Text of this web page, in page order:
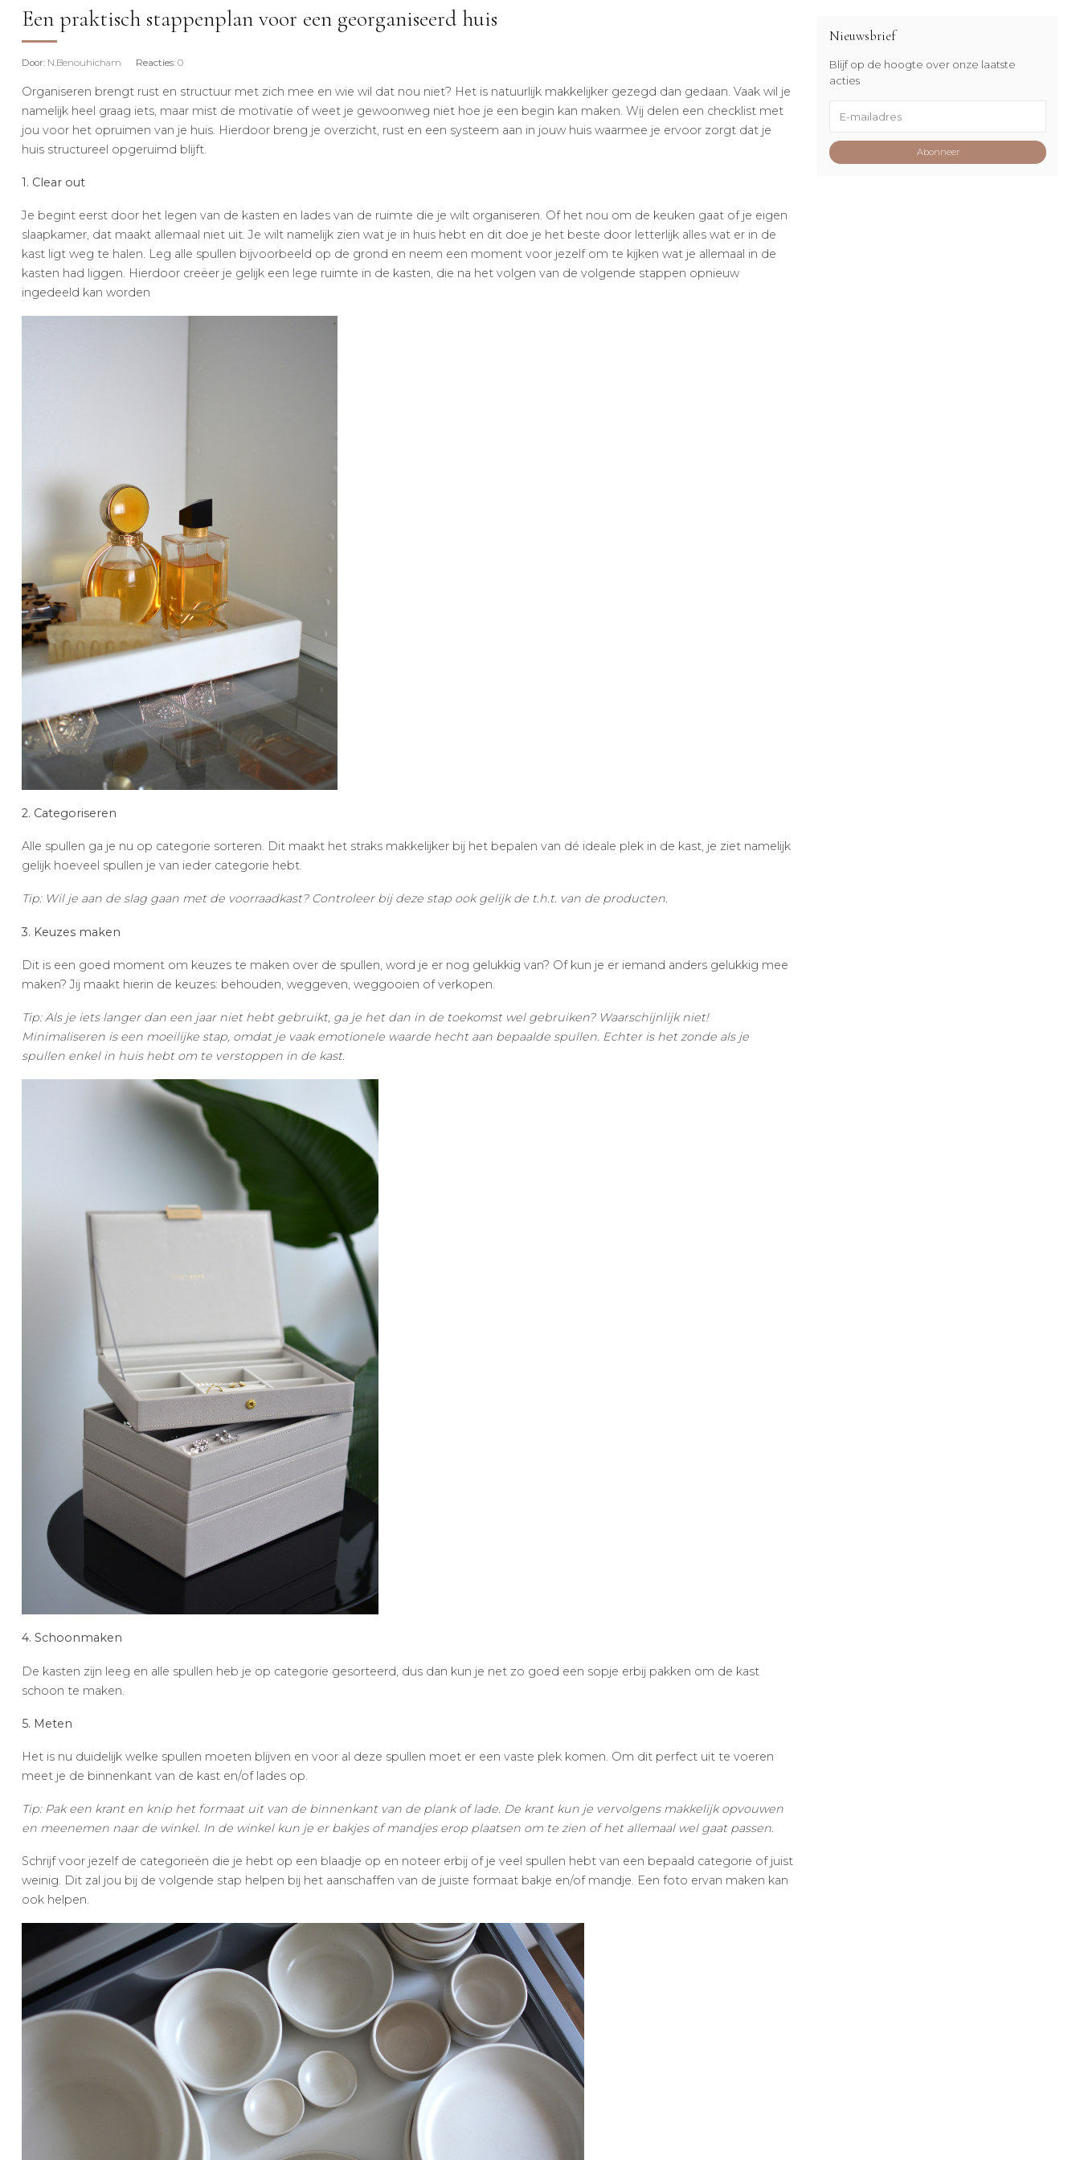
Een praktisch stappenplan voor een georganiseerd huis
Door: N.Benouhicham Reacties: 0
Organiseren brengt rust en structuur met zich mee en wie wil dat nou niet? Het is natuurlijk makkelijker gezegd dan gedaan. Vaak wil je
namelijk heel graag iets, maar mist de motivatie of weet je gewoonweg niet hoe je een begin kan maken. Wij delen een checklist met
jou voor het opruimen van je huis. Hierdoor breng je overzicht, rust en een systeem aan in jouw huis waarmee je ervoor zorgt dat je
huis structureel opgeruimd blijft.
1. Clear out
Je begint eerst door het legen van de kasten en lades van de ruimte die je wilt organiseren. Of het nou om de keuken gaat of je eigen
slaapkamer, dat maakt allemaal niet uit. Je wilt namelijk zien wat je in huis hebt en dit doe je het beste door letterlijk alles wat er in de
kast ligt weg te halen. Leg alle spullen bijvoorbeeld op de grond en neem een moment voor jezelf om te kijken wat je allemaal in de
kasten had liggen. Hierdoor creëer je gelijk een lege ruimte in de kasten, die na het volgen van de volgende stappen opnieuw
ingedeeld kan worden
2. Categoriseren
Alle spullen ga je nu op categorie sorteren. Dit maakt het straks makkelijker bij het bepalen van dé ideale plek in de kast, je ziet namelijk
gelijk hoeveel spullen je van ieder categorie hebt.
Tip: Wil je aan de slag gaan met de voorraadkast? Controleer bij deze stap ook gelijk de t.h.t. van de producten.
3. Keuzes maken
Dit is een goed moment om keuzes te maken over de spullen, word je er nog gelukkig van? Of kun je er iemand anders gelukkig mee
maken? Jij maakt hierin de keuzes: behouden, weggeven, weggooien of verkopen.
Tip: Als je iets langer dan een jaar niet hebt gebruikt, ga je het dan in de toekomst wel gebruiken? Waarschijnlijk niet!
Minimaliseren is een moeilijke stap, omdat je vaak emotionele waarde hecht aan bepaalde spullen. Echter is het zonde als je
spullen enkel in huis hebt om te verstoppen in de kast.
4. Schoonmaken
De kasten zijn leeg en alle spullen heb je op categorie gesorteerd, dus dan kun je net zo goed een sopje erbij pakken om de kast
schoon te maken.
5. Meten
Het is nu duidelijk welke spullen moeten blijven en voor al deze spullen moet er een vaste plek komen. Om dit perfect uit te voeren
meet je de binnenkant van de kast en/of lades op.
Tip: Pak een krant en knip het formaat uit van de binnenkant van de plank of lade. De krant kun je vervolgens makkelijk opvouwen
en meenemen naar de winkel. In de winkel kun je er bakjes of mandjes erop plaatsen om te zien of het allemaal wel gaat passen.
Schrijf voor jezelf de categorieën die je hebt op een blaadje op en noteer erbij of je veel spullen hebt van een bepaald categorie of juist
weinig. Dit zal jou bij de volgende stap helpen bij het aanschaffen van de juiste formaat bakje en/of mandje. Een foto ervan maken kan
ook helpen.
Nieuwsbrief
Blijf op de hoogte over onze laatste
acties
Abonneer